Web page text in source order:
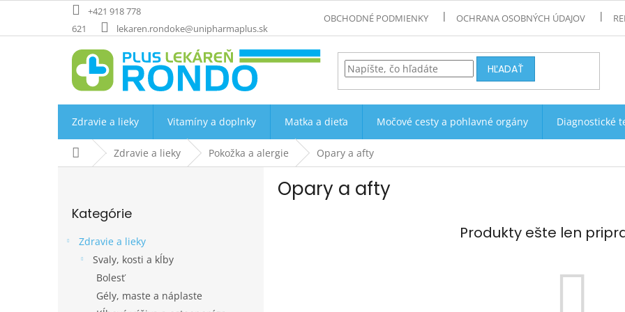
obsah
+421 918 778
621
lekaren.rondoke@unipharmaplus.sk
OBCHODNÉ PODMIENKY OCHRANA OSOBNÝCH ÚDAJOV
HĽADAŤ
Zdravie a lieky Vitamíny a doplnky Matka a dieťa Močové cesty a pohlavné orgány Diagnostické
DomovZdravie a lieky Pokožka a alergie Opary a afty
kategórie
Kategórie
Zdravie a lieky
Svaly, kosti a kĺby
Bolesť
Gély, maste a náplaste
Opary a afty
Produkty ešte len